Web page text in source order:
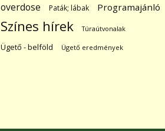
overdose Paták; lábak Programajánló
Színes hírek Túraútvonalak
Ügető - belföld Ügető eredmények